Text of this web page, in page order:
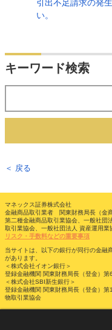
引出不足請求の発
い。
キーワード検索
＜ 戻る
マネックス証券株式会社
金融商品取引業者 関東財務局長（金
第二種金融商品取引業協会、一般社団
取引業協会、一般社団法人 資産運用業
リスク・手数料などの重要事項
当サイトは、以下の銀行が同行の金融
があります。
＜株式会社イオン銀行＞
登録金融機関 関東財務局長（登金）
＜株式会社SBI新生銀行＞
登録金融機関 関東財務局長（登金）
物取引業協会